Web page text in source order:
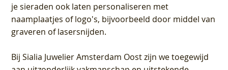
je sieraden ook laten personaliseren met
naamplaatjes of logo's, bijvoorbeeld door middel van
graveren of lasersnijden.
BijSialia Juwelier Amsterdam Oostzijn we toegewijd